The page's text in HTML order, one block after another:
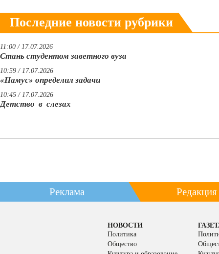
Последние новости рубрики
11:00 / 17.07.2026
Стань студентом заветного вуза
10:59 / 17.07.2026
«Намус» определил задачи
10:45 / 17.07.2026
Детство в слезах
Реклама Редакция
НОВОСТИ
Политика
Общество